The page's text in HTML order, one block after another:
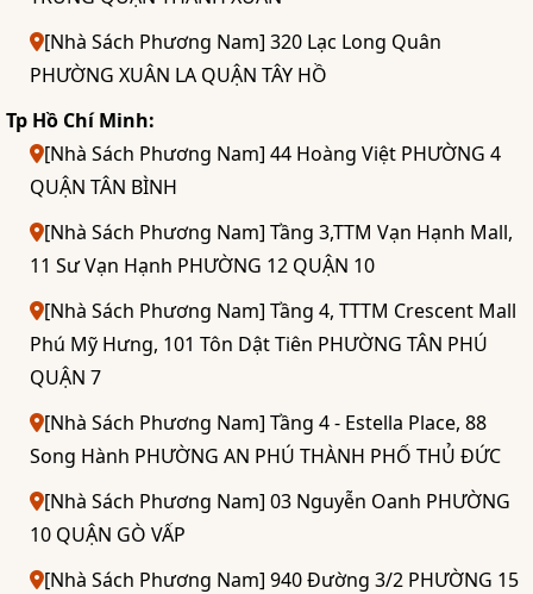
[Nhà Sách Phương Nam] 320 Lạc Long Quân
PHƯỜNG XUÂN LA QUẬN TÂY HỒ
Tp Hồ Chí Minh:
[Nhà Sách Phương Nam] 44 Hoàng Việt PHƯỜNG 4
QUẬN TÂN BÌNH
[Nhà Sách Phương Nam] Tầng 3,TTM Vạn Hạnh Mall,
11 Sư Vạn Hạnh PHƯỜNG 12 QUẬN 10
[Nhà Sách Phương Nam] Tầng 4, TTTM Crescent Mall
Phú Mỹ Hưng, 101 Tôn Dật Tiên PHƯỜNG TÂN PHÚ
QUẬN 7
[Nhà Sách Phương Nam] Tầng 4 - Estella Place, 88
Song Hành PHƯỜNG AN PHÚ THÀNH PHỐ THỦ ĐỨC
[Nhà Sách Phương Nam] 03 Nguyễn Oanh PHƯỜNG
10 QUẬN GÒ VẤP
[Nhà Sách Phương Nam] 940 Đường 3/2 PHƯỜNG 15